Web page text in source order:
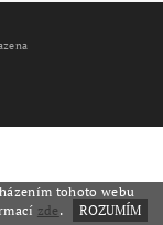
tohoto webu
zde . ROZUMÍM